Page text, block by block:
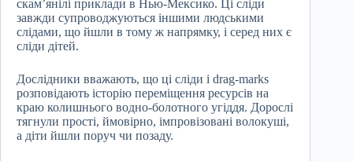
скам’янілі приклади в Нью-Мексико. Ці сліди
завжди супроводжуються іншими людськими
слідами, що йшли в тому ж напрямку, і серед них є
сліди дітей.
Дослідники вважають, що ці сліди і drag-marks
розповідають історію переміщення ресурсів на
краю колишнього водно-болотного угіддя. Дорослі
тягнули прості, ймовірно, імпровізовані волокуші,
а діти йшли поруч чи позаду.